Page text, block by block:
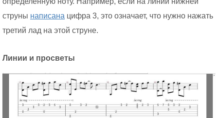
струны написана цифра 3, это означает, что нужно нажать
третий лад на этой струне.
Линии и просветы